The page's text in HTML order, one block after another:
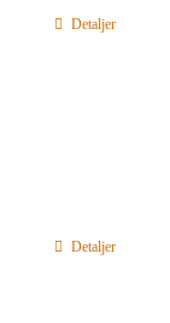
Detaljer
Detaljer